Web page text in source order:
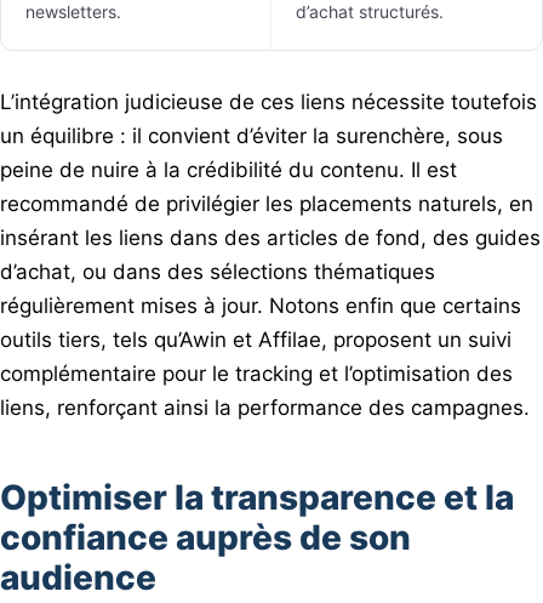
newsletters.
d’achat structurés.
L’intégration judicieuse de ces liens nécessite toutefois
un équilibre : il convient d’éviter la surenchère, sous
peine de nuire à la crédibilité du contenu. Il est
recommandé de privilégier les placements naturels, en
insérant les liens dans des articles de fond, des guides
d’achat, ou dans des sélections thématiques
régulièrement mises à jour. Notons enfin que certains
outils tiers, tels qu’Awin et Affilae, proposent un suivi
complémentaire pour le tracking et l’optimisation des
liens, renforçant ainsi la performance des campagnes.
Optimiser la transparence et la
confiance auprès de son
audience